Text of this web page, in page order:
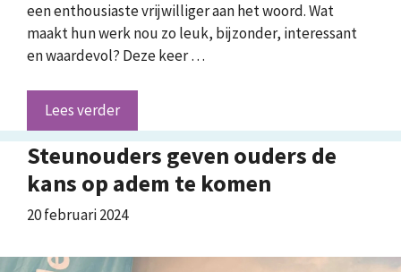
een enthousiaste vrijwilliger aan het woord. Wat
maakt hun werk nou zo leuk, bijzonder, interessant
en waardevol? Deze keer …
Lees verder
Steunouders geven ouders de
kans op adem te komen
20 februari 2024